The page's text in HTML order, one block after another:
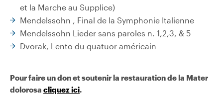
et la Marche au Supplice)
Mendelssohn , Final de la Symphonie Italienne
Mendelssohn Lieder sans paroles n. 1,2,3, & 5
Dvorak, Lento du quatuor américain
Pour faire un don et soutenir la restauration de la Mater
dolorosa cliquez ici.